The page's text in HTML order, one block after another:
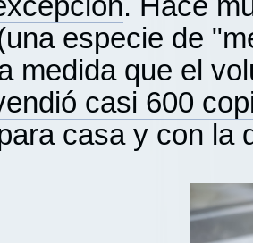
especie de
medida que el
casi 600
casa y con la